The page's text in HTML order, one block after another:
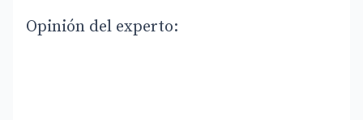
Opinión del experto: